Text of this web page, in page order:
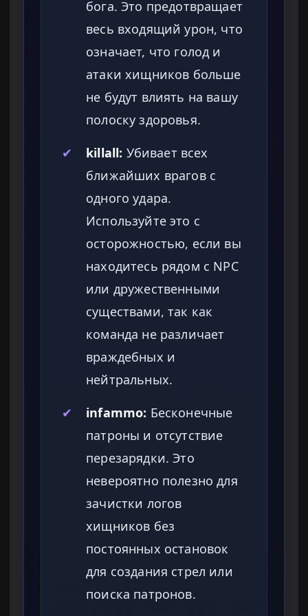
бога. Это предотвращает
весь входящий урон, что
означает, что голод и
атаки хищников больше
не будут влиять на вашу
полоску здоровья.
✔
killall: Убивает всех
ближайших врагов с
одного удара.
Используйте это с
осторожностью, если вы
находитесь рядом с NPC
или дружественными
существами, так как
команда не различает
враждебных и
нейтральных.
✔
infammo: Бесконечные
патроны и отсутствие
перезарядки. Это
невероятно полезно для
зачистки логов
хищников без
постоянных остановок
для создания стрел или
поиска патронов.